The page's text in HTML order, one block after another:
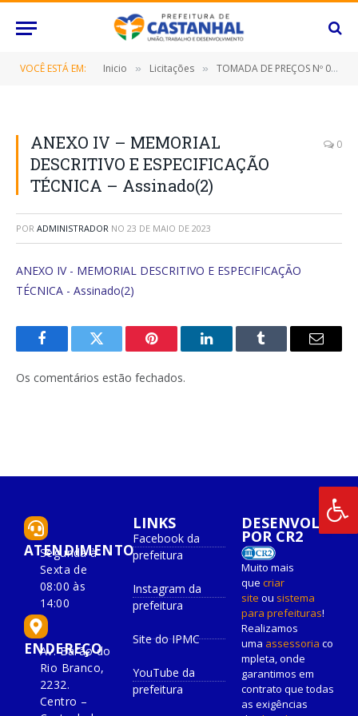
VOCÊ ESTÁ EM: Inicio » Licitações » TOMADA DE PREÇOS Nº 004/2023 (Contratação de empresa especializada para construção da Creche Carrossel neste Município de Castanhal/Pará)
ANEXO IV – MEMORIAL
DESCRITIVO E ESPECIFICAÇÃO
TÉCNICA – Assinado(2)
0
POR ADMINISTRADOR NO 23 DE MAIO DE 2023
ANEXO IV - MEMORIAL DESCRITIVO E ESPECIFICAÇÃO
TÉCNICA - Assinado(2)
FacebookTwitter Pinterest O
Tumblr
E-
Os comentários estão fechados.
ATENDIMENTO
Segunda à
Sexta de
08:00 às
14:00
ENDEREÇO
Av. Barão do
Rio Branco,
2232.
Centro –
LINKS
Facebook da
prefeitura
Instagram da
prefeitura
Site do IPMC
YouTube da
prefeitura
DESENVOLVIDO
POR CR2
Muito mais
que criar
site ou sistema
para prefeituras!
Realizamos
uma assessoria co
mpleta, onde
garantimos em
contrato que todas
as exigências